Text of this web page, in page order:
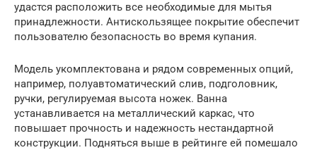
удастся расположить все необходимые для мытья
принадлежности. Антискользящее покрытие обеспечит
пользователю безопасность во время купания.
Модель укомплектована и рядом современных опций,
например, полуавтоматический слив, подголовник,
ручки, регулируемая высота ножек. Ванна
устанавливается на металлический каркас, что
повышает прочность и надежность нестандартной
конструкции. Подняться выше в рейтинге ей помешало